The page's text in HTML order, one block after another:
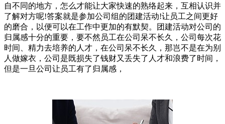
自不同的地方，怎么才能让大家快速的熟络起来，互相认识并
了解对方呢!答案就是参加公司组的团建活动!让员工之间更好
的磨合，以便可以在工作中更加的有默契。团建活动对公司的
归属感十分的重要，要不然员工在公司呆不长久，公司每次花
时间、精力去培养的人才，在公司呆不长久，那岂不是在为别
人做嫁衣，公司是既损失了钱财又丢失了人才和浪费了时间，
但是一旦公司让员工有了归属感，